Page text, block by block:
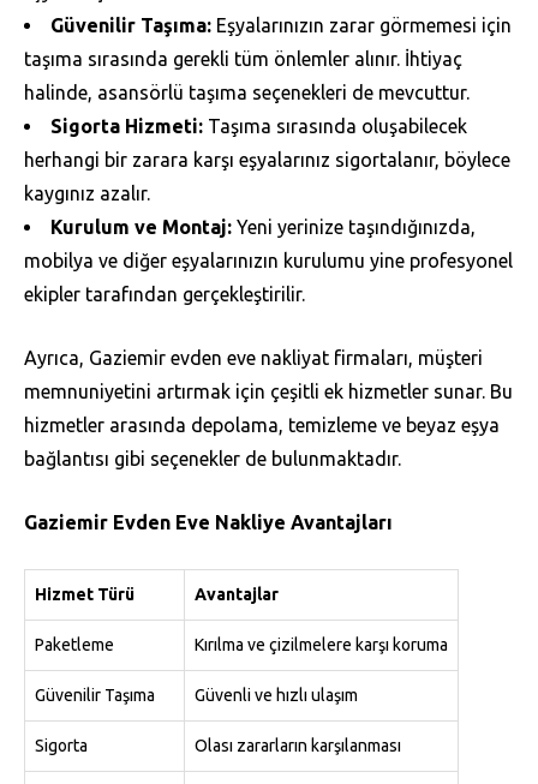
Güvenilir Taşıma: Eşyalarınızın zarar görmemesi için
taşıma sırasında gerekli tüm önlemler alınır. İhtiyaç
halinde, asansörlü taşıma seçenekleri de mevcuttur.
Sigorta Hizmeti: Taşıma sırasında oluşabilecek
herhangi bir zarara karşı eşyalarınız sigortalanır, böylece
kaygınız azalır.
Kurulum ve Montaj: Yeni yerinize taşındığınızda,
mobilya ve diğer eşyalarınızın kurulumu yine profesyonel
ekipler tarafından gerçekleştirilir.
Ayrıca, Gaziemir evden eve nakliyat firmaları, müşteri
memnuniyetini artırmak için çeşitli ek hizmetler sunar. Bu
hizmetler arasında depolama, temizleme ve beyaz eşya
bağlantısı gibi seçenekler de bulunmaktadır.
Gaziemir Evden Eve Nakliye Avantajları
Hizmet Türü Avantajlar
Paketleme Kırılma ve çizilmelere karşı koruma
Güvenilir Taşıma Güvenli ve hızlı ulaşım
Sigorta Olası zararların karşılanması